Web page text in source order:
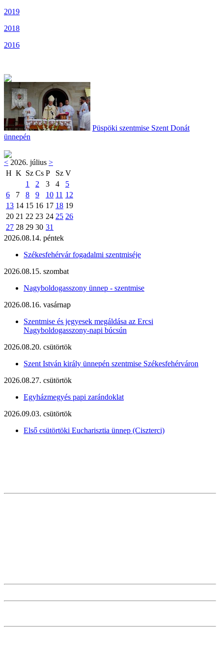
2019
2018
2016
Püspöki szentmise Szent Donát
ünnepén
< 2026. július >
H K Sz Cs P Sz V
1
2 3 4
5
6
7 8 9 10 11 12
13 14 15 16 17 18 19
20 21 22 23 24 25 26
27 28 29 30 31
2026.08.14. péntek
Székesfehérvár fogadalmi szentmiséje
2026.08.15. szombat
Nagyboldogasszony ünnep - szentmise
2026.08.16. vasárnap
Szentmise és jegyesek megáldása az Ercsi
Nagyboldogasszony-napi búcsún
2026.08.20. csütörtök
Szent István király ünnepén szentmise Székesfehérváron
2026.08.27. csütörtök
Egyházmegyés papi zarándoklat
2026.09.03. csütörtök
Első csütörtöki Eucharisztia ünnep (Ciszterci)